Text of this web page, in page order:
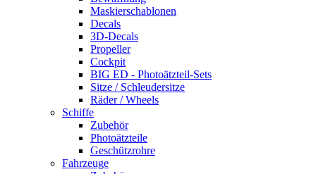
Maskierschablonen
Decals
3D-Decals
Propeller
Cockpit
BIG ED - Photoätzteil-Sets
Sitze / Schleudersitze
Räder / Wheels
Schiffe
Zubehör
Photoätzteile
Geschützrohre
Fahrzeuge